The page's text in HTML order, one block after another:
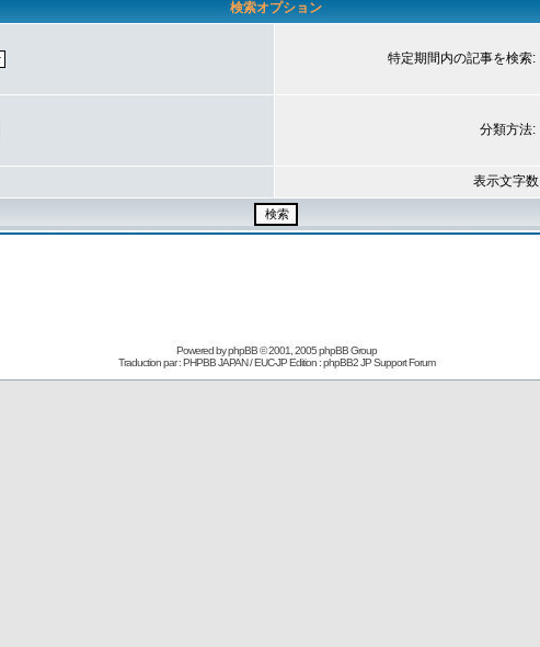
検索オプション
特定期間内の記事を検索:
分類方法:
表示文字数
Powered byphpBB© 2001, 2005 phpBB Group
Traduction par : PHPBB JAPAN / EUC-JP Edition :phpBB2 JP Support Forum